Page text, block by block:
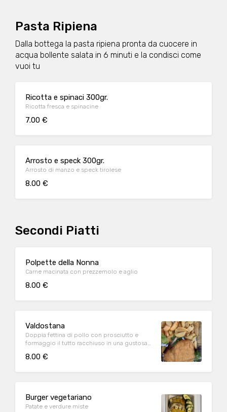
Pasta Ripiena
Dalla bottega la pasta ripiena pronta da cuocere in
acqua bollente salata in 6 minuti e la condisci come
vuoi tu
Ricotta e spinaci 300gr.
Ricotta fresca e spinacine
7.00 €
Arrosto e speck 300gr.
Arrosto di manzo e speck tirolese
8.00 €
Secondi Piatti
Polpette della Nonna
Carne macinata con prezzemolo e aglio
8.00 €
Valdostana
Doppia fettina di pollo con prosciutto e
formaggio il tutto racchiuso in una gustosa
8.00 €
Burger vegetariano
Patate e verdure miste